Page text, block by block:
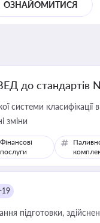
ОЗНАЙОМИТИСЯ
до стандартів
системи класифікації
зміни
Фінансові
послуги
підготовки,